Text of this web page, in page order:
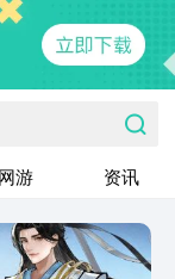
网游 资讯